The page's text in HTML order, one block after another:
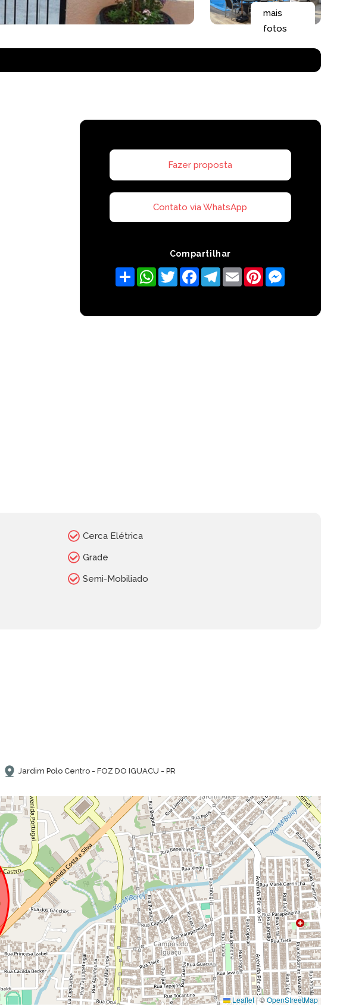
mais
fotos
Fazer proposta
Contato via WhatsApp
Compartilhar
ShareWhatsApp
TwitterFacebookTelegram
Email Pinterest
Cerca Elétrica
Grade
Semi-Mobiliado
Jardim Polo Centro - FOZ DO IGUACU - PR
Leaflet |©OpenStreetMap